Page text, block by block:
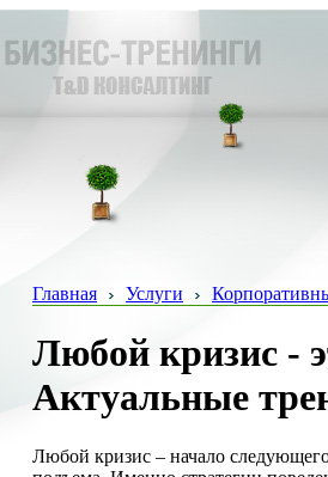
Главная Услуги
Любой кризис -
Актуальные
Любой кризис – начало